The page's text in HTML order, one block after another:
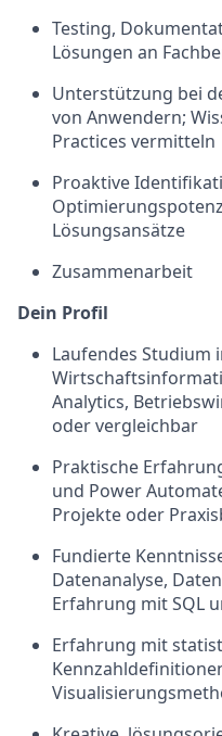
Testing,
Lösungen an
Unterstützung bei
von Anwendern;
Practices vermitteln
Proaktive
Lösungsansätze
Zusammenarbeit
Dein Profil
Laufendes Studium
Analytics,
oder vergleichbar
Praktische
und Power
Projekte oder
Fundierte
Datenanalyse,
Erfahrung mit SQL
Erfahrung mit